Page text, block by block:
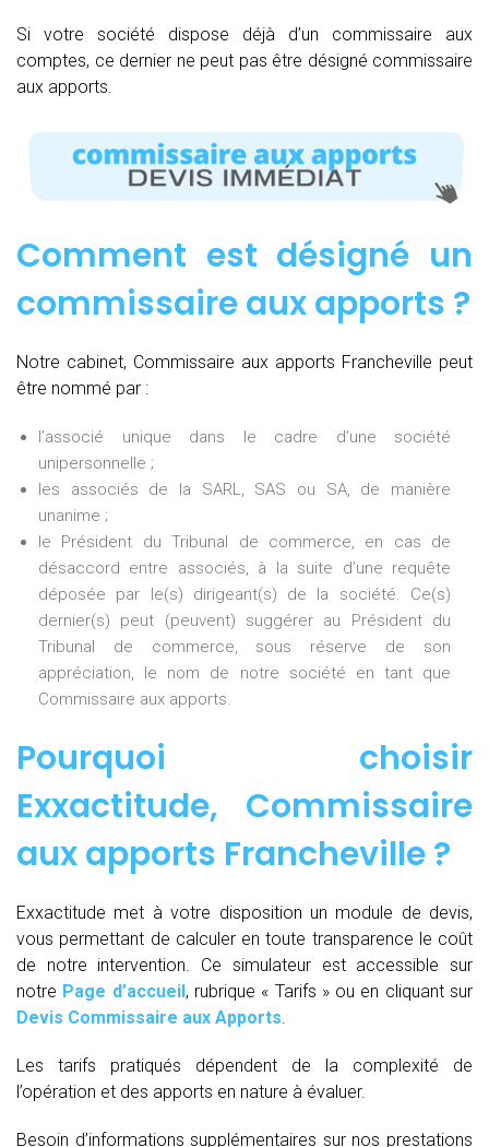
Si votre société dispose déjà d’un commissaire aux
comptes, ce dernier ne peut pas être désigné commissaire
aux apports.
Comment est désigné un
commissaire aux apports ?
Notre cabinet, Commissaire aux apports Francheville peut
être nommé par :
l’associé unique dans le cadre d’une société
unipersonnelle ;
les associés de la SARL, SAS ou SA, de manière
unanime ;
le Président du Tribunal de commerce, en cas de
désaccord entre associés, à la suite d’une requête
déposée par le(s) dirigeant(s) de la société. Ce(s)
dernier(s) peut (peuvent) suggérer au Président du
Tribunal de commerce, sous réserve de son
appréciation, le nom de notre société en tant que
Commissaire aux apports.
Pourquoi choisir
Exxactitude, Commissaire
aux apports Francheville?
Exxactitude met à votre disposition un module de devis,
vous permettant de calculer en toute transparence le coût
de notre intervention. Ce simulateur est accessible sur
notre Page d’accueil, rubrique « Tarifs » ou en cliquant sur
Devis Commissaire aux Apports.
Les tarifs pratiqués dépendent de la complexité de
l’opération et des apports en nature à évaluer.
Besoin d’informations supplémentaires sur nos prestations